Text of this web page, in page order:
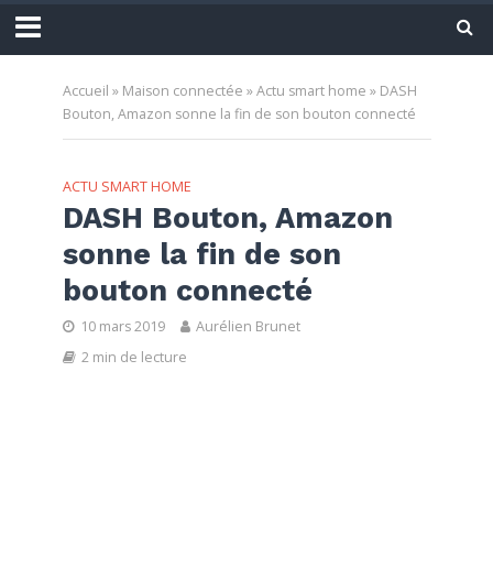
Accueil » Maison connectée »Actu smart home » DASH
Bouton, Amazon sonne la fin de son bouton connecté
ACTU SMART HOME
DASH Bouton, Amazon
sonne la fin de son
bouton connecté
10 mars 2019
Aurélien Brunet
2 min de lecture